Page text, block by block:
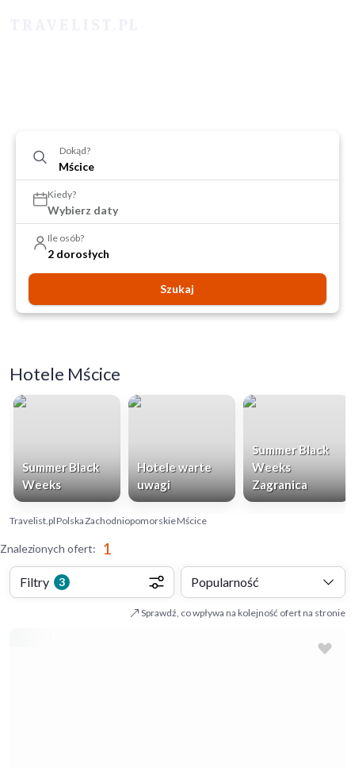
Dokąd?
Kiedy?
Wybierz daty
Ile osób?
2 dorosłych
Szukaj
Hotele Mścice
Summer Black
Weeks
Hotele warte
uwagi
Summer Black
Weeks
Zagranica
Travelist.plPolskaZachodniopomorskieMścice
Znalezionych ofert: 1
Filtry 3 Popularność
Sprawdź, co wpływa na kolejność ofert na stronie